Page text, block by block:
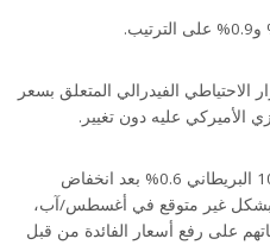
الفيدرالي المتعلق بسعر
الأميركي عليه دون تغيير.
فيما صعد المؤشر فاينانشال تايمز 100 البريطاني 0.6% بعد انخفاض
بشكل غير متوقع في أغسطس/آب،
على رفع أسعار الفائدة من قبل